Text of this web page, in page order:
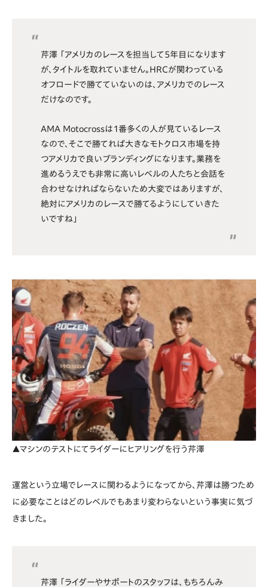
芹澤 「アメリカのレースを担当して5年目になります
が、タイトルを取れていません。HRCが関わっている
オフロードで勝てていないのは、アメリカでのレース
だけなのです。
AMA Motocrossは１番多くの人が見ているレース
なので、そこで勝てれば大きなモトクロス市場を持
つアメリカで良いブランディングになります。業務を
進めるうえでも非常に高いレベルの人たちと会話を
合わせなければならないため大変ではありますが、
絶対にアメリカのレースで勝てるようにしていきた
いですね」
▲マシンのテストにてライダーにヒアリングを行う芹澤
運営という立場でレースに関わるようになってから、芹澤は勝つため
に必要なことはどのレベルでもあまり変わらないという事実に気づ
きました。
芹澤 「ライダーやサポートのスタッフは、もちろんみ